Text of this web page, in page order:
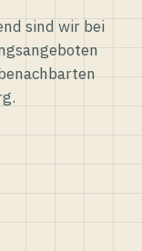
sind wir bei